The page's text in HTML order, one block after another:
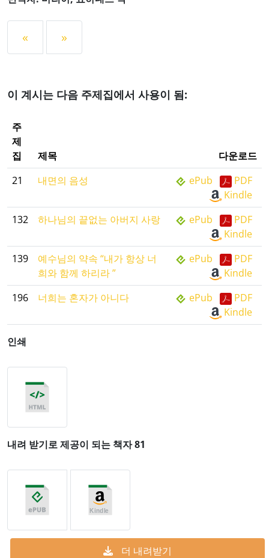
« »
이 계시는 다음 주제집에서 사용이 됨:
주
제
집
제목
다운로드
21
내면의 음성 ePub
PDF
Kindle
132
하나님의 끝없는 아버지 사랑 ePub
PDF
Kindle
139
예수님의 약속 “내가 항상 너
희와 함께 하리라 ”
ePub
PDF
Kindle
196
너희는 혼자가 아니다 ePub
PDF
Kindle
인쇄
내려 받기로 제공이 되는 책자 81
더 내려받기